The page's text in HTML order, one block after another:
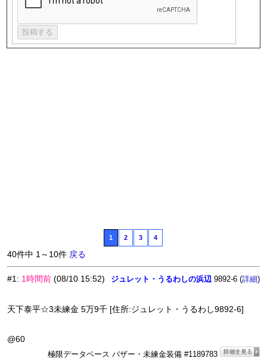
1 2 3 4
40件中 1～10件 戻る
#1: 1時間前 (08/10 15:52) ジュレット・うるわしの浜辺 9892-6 (詳細)
天下泰平☆3未練金 5万9千 [住所:ジュレット・うるわし9892-6]
@60
極限データベース バザー・未練金装備 #1189783